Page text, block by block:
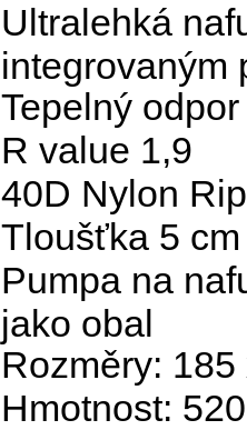
Ultralehká
integrovaným
Tepelný
R value 1,9
40D Nylon
Tloušťka 5
Pumpa na
jako obal
Rozměry:
Hmotnost: